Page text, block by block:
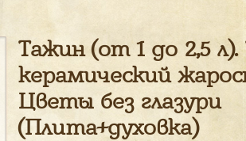
Тажин (от 1 до 2,5
керамический
Цветы без глазури
(Плита+духовка)